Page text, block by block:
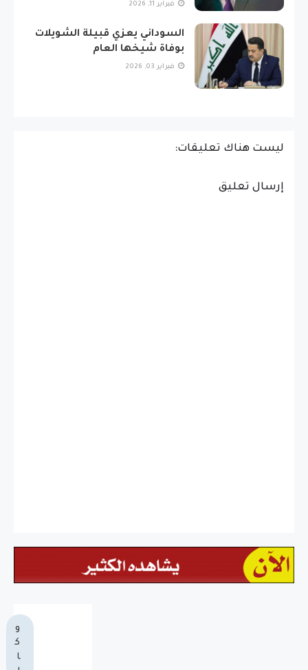
فبراير 11, 2026
السوداني يعزي قبيلة الشويلات
بوفاة شيخها العام
فبراير 03, 2026
ليست هناك تعليقات:
إرسال تعليق
و
ك
ا